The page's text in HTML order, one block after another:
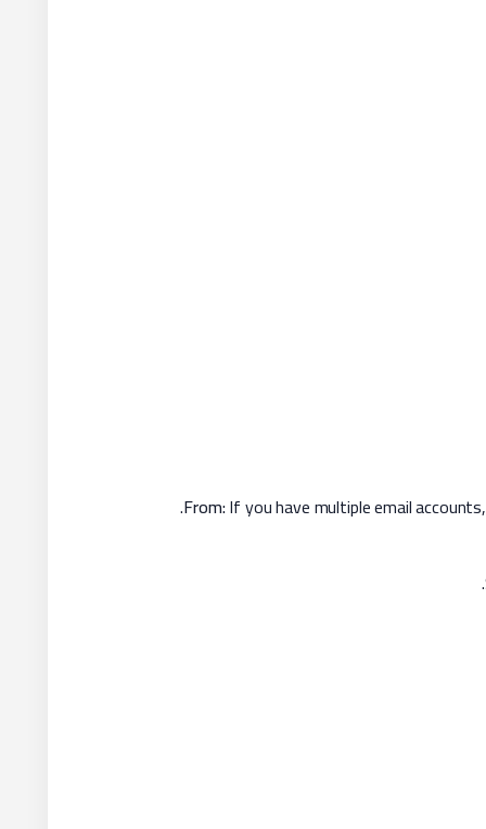
From:If you have multiple email
.